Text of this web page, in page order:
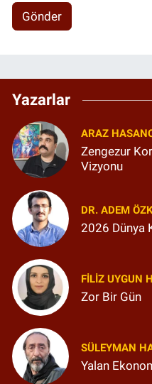
Gönder
Yazarlar
ARAZ
Zengezur
Vizyonu
DR. ADEM
2026 Dünya
FILIZ UYGUN
Zor Bir Gün
SÜLEYMAN
Yalan